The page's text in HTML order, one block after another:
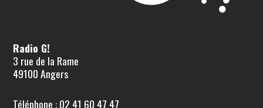
Radio G!
3 rue de la Rame
49100 Angers
Téléphone : 02 41 60 47 47